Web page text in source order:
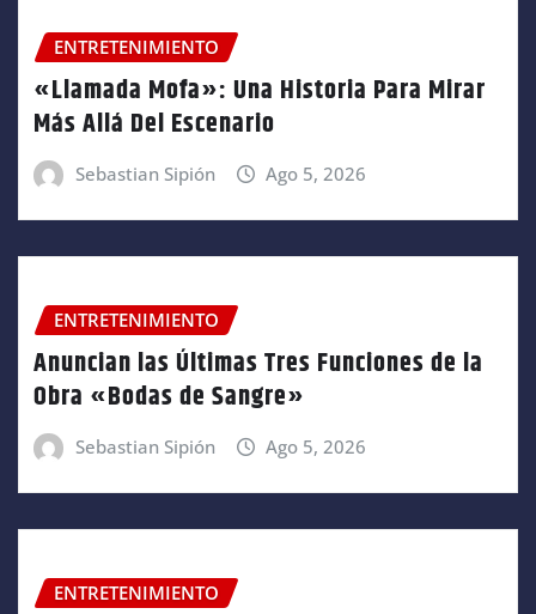
ENTRETENIMIENTO
«Llamada Mofa»: Una Historia Para Mirar
Más Allá Del Escenario
Sebastian Sipión Ago 5, 2026
ENTRETENIMIENTO
Anuncian las Últimas Tres Funciones de la
Obra «Bodas de Sangre»
Sebastian Sipión Ago 5, 2026
ENTRETENIMIENTO